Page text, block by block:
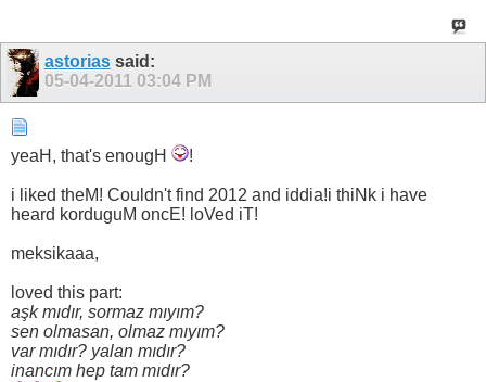
astoriassaid:
05-04-2011 03:04 PM
yeaH, that's enougH !
i liked theM! Couldn't find 2012 and iddia!i thiNk i have
heard korduguM oncE! loVed iT!
meksikaaa,
loved this part:
aşk mıdır, sormaz mıyım?
sen olmasan, olmaz mıyım?
var mıdır? yalan mıdır?
inancım hep tam mıdır?